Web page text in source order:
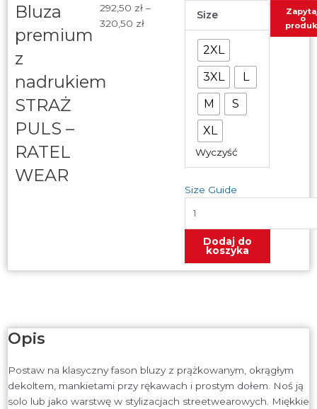
Bluza
premium
z
nadrukiem
STRAŻ
PULS –
RATEL
WEAR
292,50 zł –
320,50 zł
Zakres
cen:
Size
2XL
3XL
L
M
S
XL
Wyczyść
Size Guide
premium
nadrukiem
STRAŻ
PULS
RATEL
WEAR
Dodaj do
koszyka
o
Opis
Postaw na klasyczny fason bluzy z prążkowanym, okrągłym
dekoltem, mankietami przy rękawach i prostym dołem. Noś ją
solo lub jako warstwę w stylizacjach streetwearowych. Miękkie